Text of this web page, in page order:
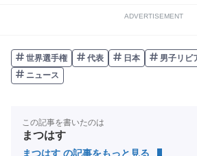
ADVERTISEMENT
世界選手権 代表 日本 男子リビ
ニュース
この記事を書いたのは
まつはす
まつはす の記事をもっと見る